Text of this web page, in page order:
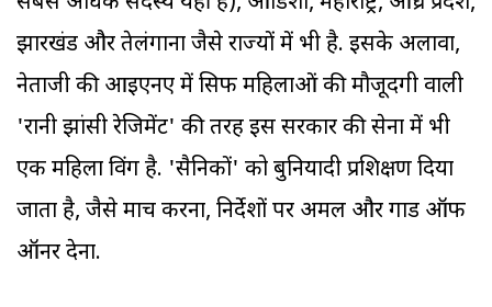
झारखंड और तेलंगाना जैसे राज्यों में भी है. इसके अलावा,
नेताजी की आइएनए में सिर्फ महिलाओं की मौजूदगी वाली
'रानी झांसी रेजिमेंट' की तरह इस सरकार की सेना में भी
एक महिला विंग है. 'सैनिकों' को बुनियादी प्रशिक्षण दिया
जाता है, जैसे मार्च करना, निर्देशों पर अमल और गार्ड ऑफ
ऑनर देना.